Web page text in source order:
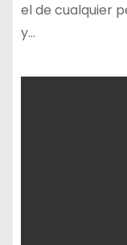
el de cualquier
y…